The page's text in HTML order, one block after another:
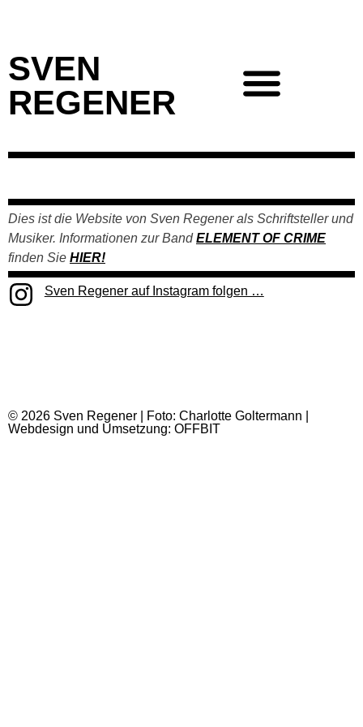
SVEN
REGENER
Dies ist die Website von Sven Regener als Schriftsteller und
Musiker. Informationen zur BandELEMENT OF CRIME
finden Sie HIER!
Sven Regener auf Instagram folgen …
© 2026 Sven Regener | Foto: Charlotte Goltermann |
Webdesign und Umsetzung: OFFBIT